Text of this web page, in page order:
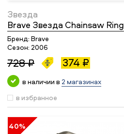
Звезда
Brave Звезда Chainsaw Ring
Бренд: Brave
Сезон: 2006
728 ₽ 374 ₽
в наличии в 2 магазинах
в избранное
40%